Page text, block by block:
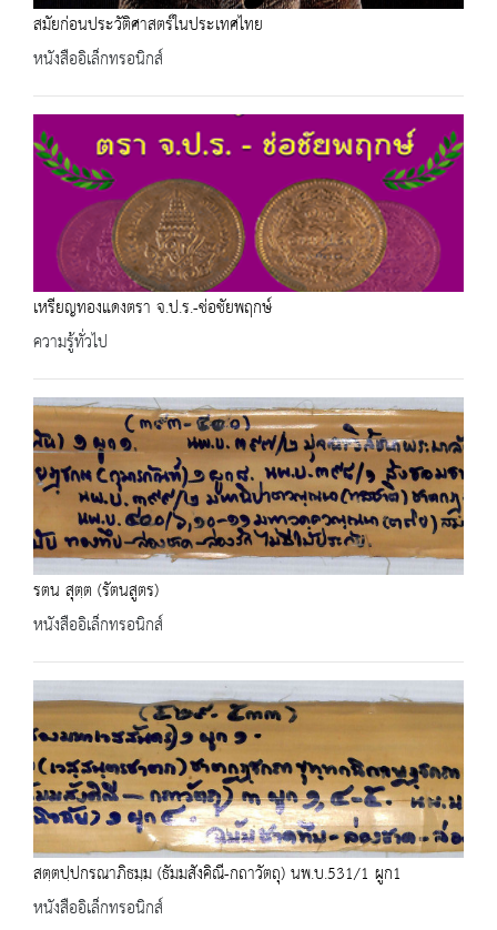
สมัยก่อนประวัติศาสตร์ในประเทศไทย
หนังสืออิเล็กทรอนิกส์
เหรียญทองแดงตรา จ.ป.ร.-ช่อชัยพฤกษ์
ความรู้ทั่วไป
รตน สุตฺต (รัตนสูตร)
หนังสืออิเล็กทรอนิกส์
สตฺตปฺปกรณาภิธมฺม (ธัมมสังคิณี-กถาวัตถุ) นพ.บ.531/1 ผูก1
หนังสืออิเล็กทรอนิกส์